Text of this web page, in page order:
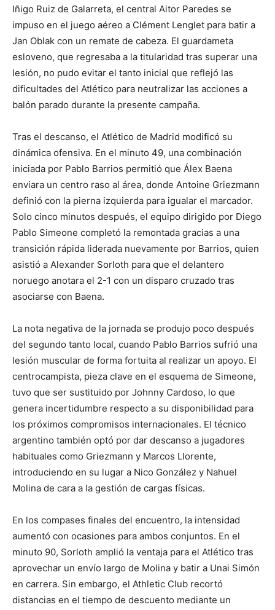
Iñigo Ruiz de Galarreta, el central Aitor Paredes se
impuso en el juego aéreo a Clément Lenglet para batir a
Jan Oblak con un remate de cabeza. El guardameta
esloveno, que regresaba a la titularidad tras superar una
lesión, no pudo evitar el tanto inicial que reflejó las
dificultades del Atlético para neutralizar las acciones a
balón parado durante la presente campaña.
Tras el descanso, el Atlético de Madrid modificó su
dinámica ofensiva. En el minuto 49, una combinación
iniciada por Pablo Barrios permitió que Álex Baena
enviara un centro raso al área, donde Antoine Griezmann
definió con la pierna izquierda para igualar el marcador.
Solo cinco minutos después, el equipo dirigido por Diego
Pablo Simeone completó la remontada gracias a una
transición rápida liderada nuevamente por Barrios, quien
asistió a Alexander Sorloth para que el delantero
noruego anotara el 2-1 con un disparo cruzado tras
asociarse con Baena.
La nota negativa de la jornada se produjo poco después
del segundo tanto local, cuando Pablo Barrios sufrió una
lesión muscular de forma fortuita al realizar un apoyo. El
centrocampista, pieza clave en el esquema de Simeone,
tuvo que ser sustituido por Johnny Cardoso, lo que
genera incertidumbre respecto a su disponibilidad para
los próximos compromisos internacionales. El técnico
argentino también optó por dar descanso a jugadores
habituales como Griezmann y Marcos Llorente,
introduciendo en su lugar a Nico González y Nahuel
Molina de cara a la gestión de cargas físicas.
En los compases finales del encuentro, la intensidad
aumentó con ocasiones para ambos conjuntos. En el
minuto 90, Sorloth amplió la ventaja para el Atlético tras
aprovechar un envío largo de Molina y batir a Unai Simón
en carrera. Sin embargo, el Athletic Club recortó
distancias en el tiempo de descuento mediante un